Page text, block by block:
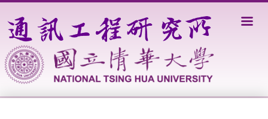
到
主
內
容